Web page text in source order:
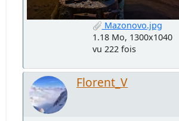
Mazonovo.jpg
1.18 Mo, 1300x1040
vu 222 fois
Florent_V